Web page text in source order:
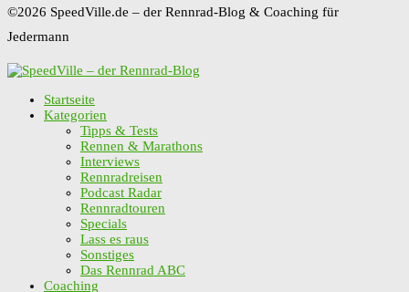
©2026 SpeedVille.de – der Rennrad-Blog & Coaching für
Jedermann
Startseite
Kategorien
Tipps & Tests
Rennen & Marathons
Interviews
Rennradreisen
Podcast Radar
Rennradtouren
Specials
Lass es raus
Sonstiges
Das Rennrad ABC
Coaching